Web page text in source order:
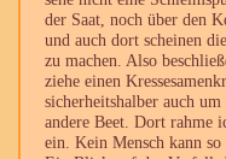
der Saat, noch über den
und auch dort scheinen
zu machen. Also
ziehe einen
sicherheitshalber auch
andere Beet. Dort rahme
ein. Kein Mensch kann